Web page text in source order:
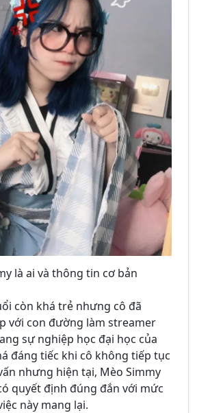
là ai và thông tin cơ bản
còn khá trẻ nhưng cô đã
với con đường làm streamer
sự nghiệp học đại học của
đáng tiếc khi cô không tiếp tục
nhưng hiện tại, Mèo Simmy
quyết định đúng đắn với mức
này mang lại.